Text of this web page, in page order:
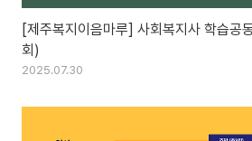
[제주복지이음마루] 사회복지사 학습공
회)
2025.07.30